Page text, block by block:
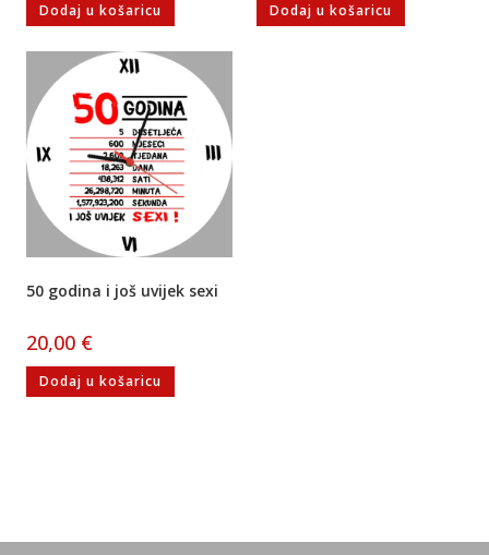
Dodaj u košaricu Dodaj u košaricu
50 godina i još uvijek sexi
20,00 €
Dodaj u košaricu